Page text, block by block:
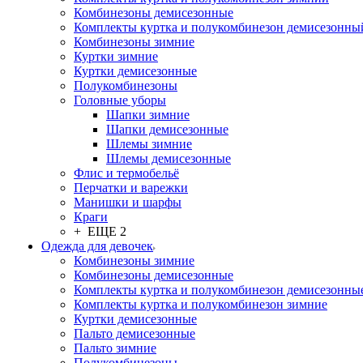
Комбинезоны демисезонные
Комплекты куртка и полукомбинезон
Комбинезоны зимние
Куртки зимние
Куртки демисезонные
Полукомбинезоны
Головные уборы
Шапки зимние
Шапки демисезонные
Шлемы зимние
Шлемы демисезонные
Флис и термобельё
Перчатки и варежки
Манишки и шарфы
Краги
+ ЕЩЕ 2
Одежда для девочек
Комбинезоны зимние
Комбинезоны демисезонные
Комплекты куртка и полукомбинезон
Комплекты куртка и полукомбинезон зимние
Куртки демисезонные
Пальто демисезонные
Пальто зимние